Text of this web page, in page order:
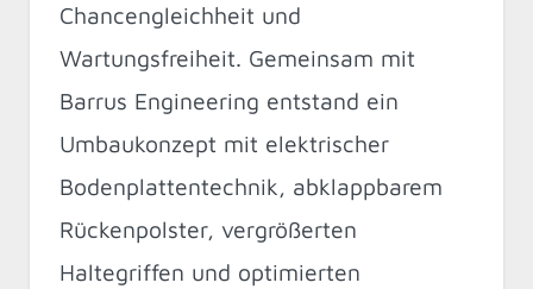
Chancengleichheit und
Wartungsfreiheit. Gemeinsam mit
Barrus Engineering entstand ein
Umbaukonzept mit elektrischer
Bodenplattentechnik, abklappbarem
Rückenpolster, vergrößerten
Haltegriffen und optimierten